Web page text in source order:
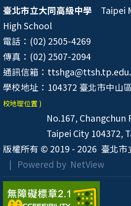
臺北市立大同高級中學 Taipei
High School
電話：(02) 2505-4269
傳真：(02) 2507-2094
通訊信箱：
學校地址：104372 臺北市中山
校地理位置 )
No.167, Changchun
Taipei City 104372,
版權所有 © 2019 - 2026 臺北市
| Powered by NetView